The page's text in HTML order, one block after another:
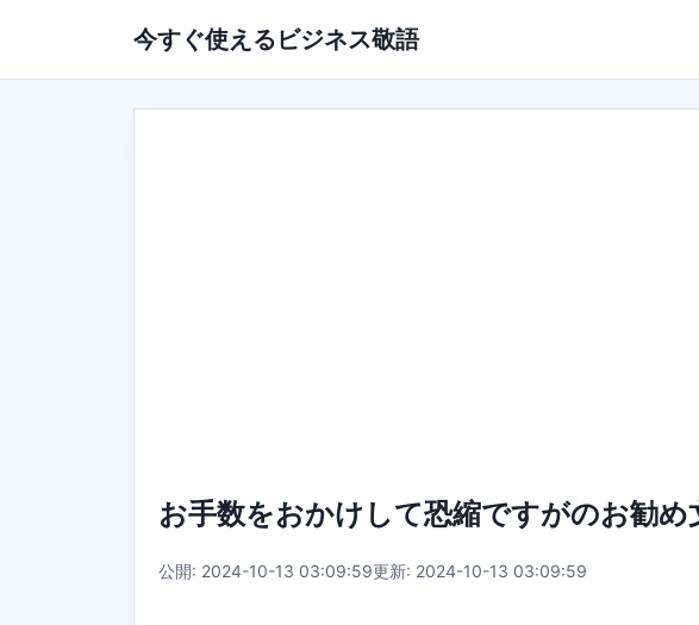
今すぐ使えるビジネス敬語
お手数をおかけして恐縮ですがのお勧め
公開: 2024-10-13 03:09:59更新: 2024-10-13 03:09:59